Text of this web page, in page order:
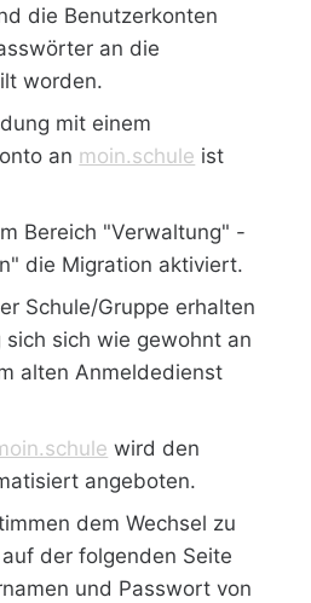
die Benutzerkonten
an die
worden.
mit einem
an moin.schule ist
Bereich "Verwaltung" -
die Migration aktiviert.
Schule/Gruppe erhalten
sich wie gewohnt an
alten Anmeldedienst
wird den
angeboten.
dem Wechsel zu
der folgenden Seite
und Passwort von